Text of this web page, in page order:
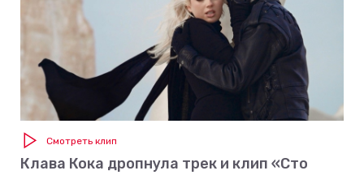
Смотреть клип
Клава Кока дропнула трек и клип «Сто